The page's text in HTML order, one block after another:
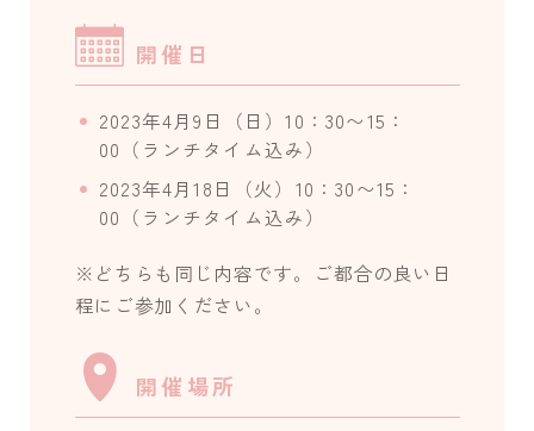
開催日
2023年4月9日（日）10：30〜15：
00（ランチタイム込み）
2023年4月18日（火）10：30〜15：
00（ランチタイム込み）
※どちらも同じ内容です。ご都合の良い日
程にご参加ください。
開催場所